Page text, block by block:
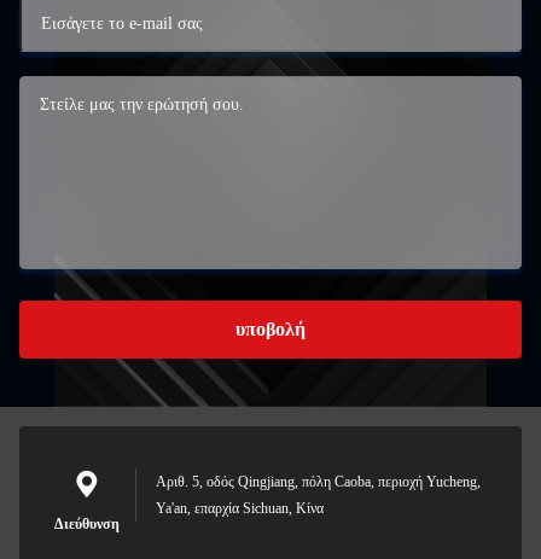
υποβολή
Διεύθυνση
Αριθ. 5, οδός Qingjiang, πόλη Caoba, περιοχή Yucheng,
Ya'an, επαρχία Sichuan, Κίνα